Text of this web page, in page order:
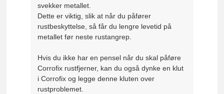
svekker metallet.
Dette er viktig, slik at når du påfører
rustbeskyttelse, så får du lengre levetid på
metallet før neste rustangrep.
Hvis du ikke har en pensel når du skal påføre
Corrofix rustfjerner, kan du også dynke en klut
i Corrofix og legge denne kluten over
rustproblemet.